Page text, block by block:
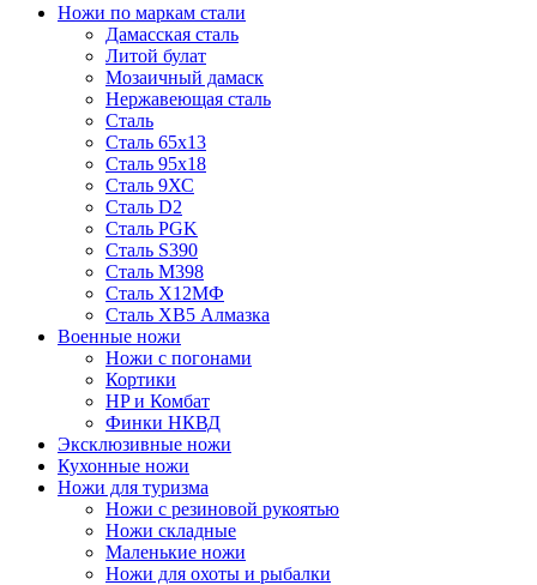
Ножи по маркам стали
Дамасская сталь
Литой булат
Мозаичный дамаск
Нержавеющая сталь
Сталь
Сталь 65х13
Сталь 95х18
Сталь 9ХС
Сталь D2
Сталь PGK
Сталь S390
Сталь M398
Сталь Х12МФ
Сталь ХВ5 Алмазка
Военные ножи
Ножи с погонами
Кортики
HP и Комбат
Финки НКВД
Эксклюзивные ножи
Кухонные ножи
Ножи для туризма
Ножи с резиновой рукоятью
Ножи складные
Маленькие ножи
Ножи для охоты и рыбалки